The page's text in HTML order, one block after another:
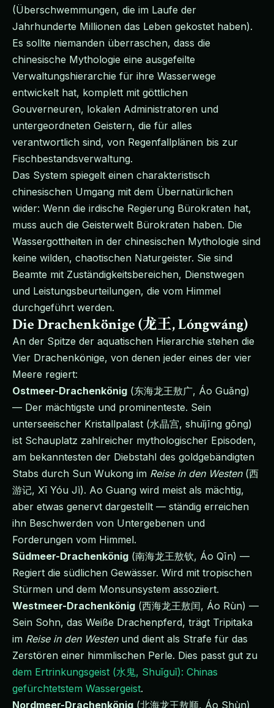
(Überschwemmungen, die im Laufe der
Jahrhunderte Millionen das Leben gekostet haben).
Es sollte niemanden überraschen, dass die
chinesische Mythologie eine ausgefeilte
Verwaltungshierarchie für ihre Wasserwege
entwickelt hat, komplett mit göttlichen
Gouverneuren, lokalen Administratoren und
untergeordneten Geistern, die für alles
verantwortlich sind, von Regenfallplänen bis zur
Fischbestandsverwaltung.
Das System spiegelt einen charakteristisch
chinesischen Umgang mit dem Übernatürlichen
wider: Wenn die irdische Regierung Bürokraten hat,
muss auch die Geisterwelt Bürokraten haben. Die
Wassergottheiten in der chinesischen Mythologie sind
keine wilden, chaotischen Naturgeister. Sie sind
Beamte mit Zuständigkeitsbereichen, Dienstwegen
und Leistungsbeurteilungen, die vom Himmel
durchgeführt werden.
Die Drachenkönige (龙王, Lóngwáng)
An der Spitze der aquatischen Hierarchie stehen die
Vier Drachenkönige, von denen jeder eines der vier
Meere regiert:
Ostmeer-Drachenkönig (东海龙王敖广, Áo Guǎng)
— Der mächtigste und prominenteste. Sein
unterseeischer Kristallpalast (水晶宫, shuǐjīng gōng)
ist Schauplatz zahlreicher mythologischer Episoden,
am bekanntesten der Diebstahl des goldgebändigten
Stabs durch Sun Wukong im Reise in den Westen(西
游记, Xī Yóu Jì). Ao Guang wird meist als mächtig,
aber etwas genervt dargestellt — ständig erreichen
ihn Beschwerden von Untergebenen und
Forderungen vom Himmel.
Südmeer-Drachenkönig (南海龙王敖钦, Áo Qīn) —
Regiert die südlichen Gewässer. Wird mit tropischen
Stürmen und dem Monsunsystem assoziiert.
Westmeer-Drachenkönig (西海龙王敖闰, Áo Rùn) —
Sein Sohn, das Weiße Drachenpferd, trägt Tripitaka
im Reise in den Westenund dient als Strafe für das
Zerstören einer himmlischen Perle. Dies passt gut zu
dem Ertrinkungsgeist (水鬼, Shuǐguǐ): Chinas
gefürchtetstem Wassergeist.
Nordmeer-Drachenkönig (北海龙王敖顺, Áo Shùn)